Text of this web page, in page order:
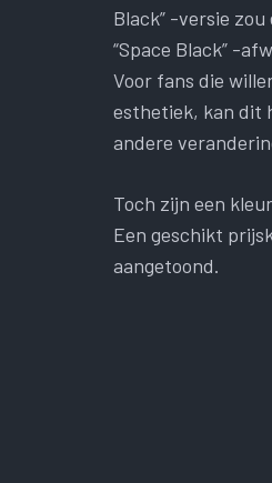
Black” -versie
“Space Black” -
Voor fans die
esthetiek, kan dit
andere
Toch zijn een
Een geschikt
aangetoond.